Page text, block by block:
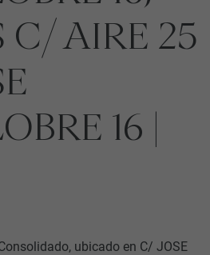
C/ AIRE 25
16 |
ubicado en C/ JOSE